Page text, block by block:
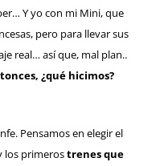
Y yo con mi Mini, que
pero para llevar sus
real… así que, mal plan..
¿qué hicimos?
. Pensamos en elegir el
los primerostrenes que